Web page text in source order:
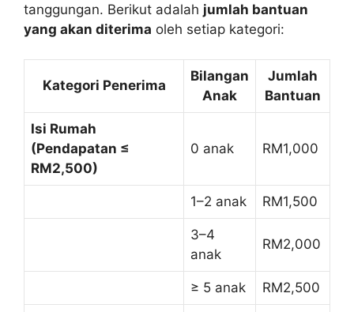
tanggungan. Berikut adalah jumlah bantuan
yang akan diterima oleh setiap kategori:
Kategori Penerima
Bilangan
Anak
Jumlah
Bantuan
Isi Rumah
(Pendapatan ≤
RM2,500)
0 anak RM1,000
1–2 anak RM1,500
3–4
anak
RM2,000
≥ 5 anak RM2,500